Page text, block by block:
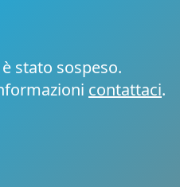
stato sospeso.
contattaci.